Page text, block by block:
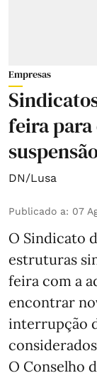
Empresas
feira
DN/Lusa
Publicado a: 07
O Sindicato
estruturas
feira com a
encontrar
interrupção
O Conselho